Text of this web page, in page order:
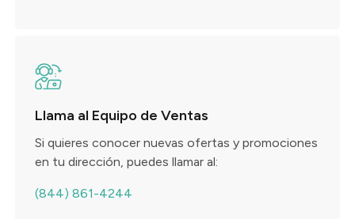
Llama al Equipo de Ventas
Si quieres conocer nuevas ofertas y promociones
en tu dirección, puedes llamar al:
(844) 861-4244